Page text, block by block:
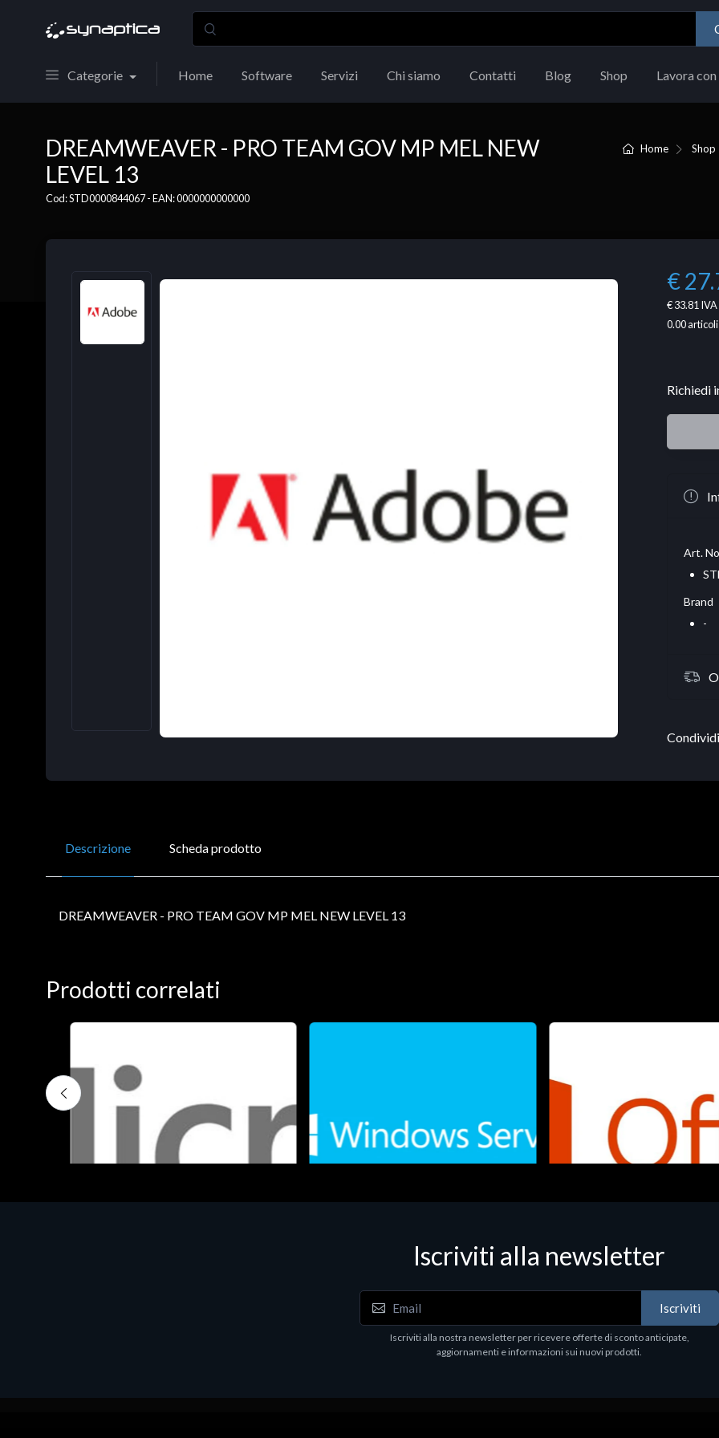
Categorie Home Software Servizi Chi siamo Contatti Blog Shop Lavora con
Home Shop
DREAMWEAVER - PRO TEAM GOV MP MEL NEW
LEVEL 13
Cod: STD0000844067 - EAN: 0000000000000
€
€ 33.81
0.00
Richiedi
Art.
Brand
-
Descrizione Scheda prodotto
DREAMWEAVER - PRO TEAM GOV MP MEL NEW LEVEL 13
Prodotti correlati
Software - Office Productivity Software - Office Productivity
Iscriviti alla newsletter
Iscriviti
Iscriviti alla nostra newsletter per ricevere offerte di sconto anticipate,
aggiornamenti e informazioni sui nuovi prodotti.